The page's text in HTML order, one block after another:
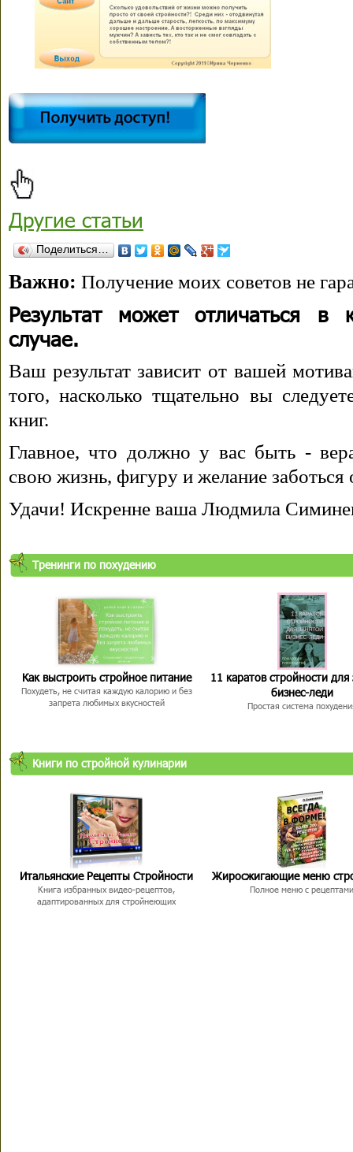
Другие статьи
Поделиться…
Важно: Получение моих советов не
Результат может отличаться в
случае.
Ваш результат зависит от вашей
того, насколько тщательно вы
книг.
Главное, что должно у вас быть -
свою жизнь, фигуру и желание заботься
Удачи! Искренне ваша Людмила
Тренинги по похудению
Как выстроить стройное питание
Похудеть, не считая каждую калорию и без
запрета любимых вкусностей
11 каратов стройности для
бизнес-леди
Простая система
Книги по стройной кулинарии
Итальянские Рецепты Стройности
Книга избранных видео-рецептов,
адаптированных для стройнеющих
Жиросжигающие меню
Полное меню с рецептами